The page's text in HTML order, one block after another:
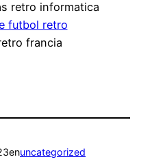
enuncategorized